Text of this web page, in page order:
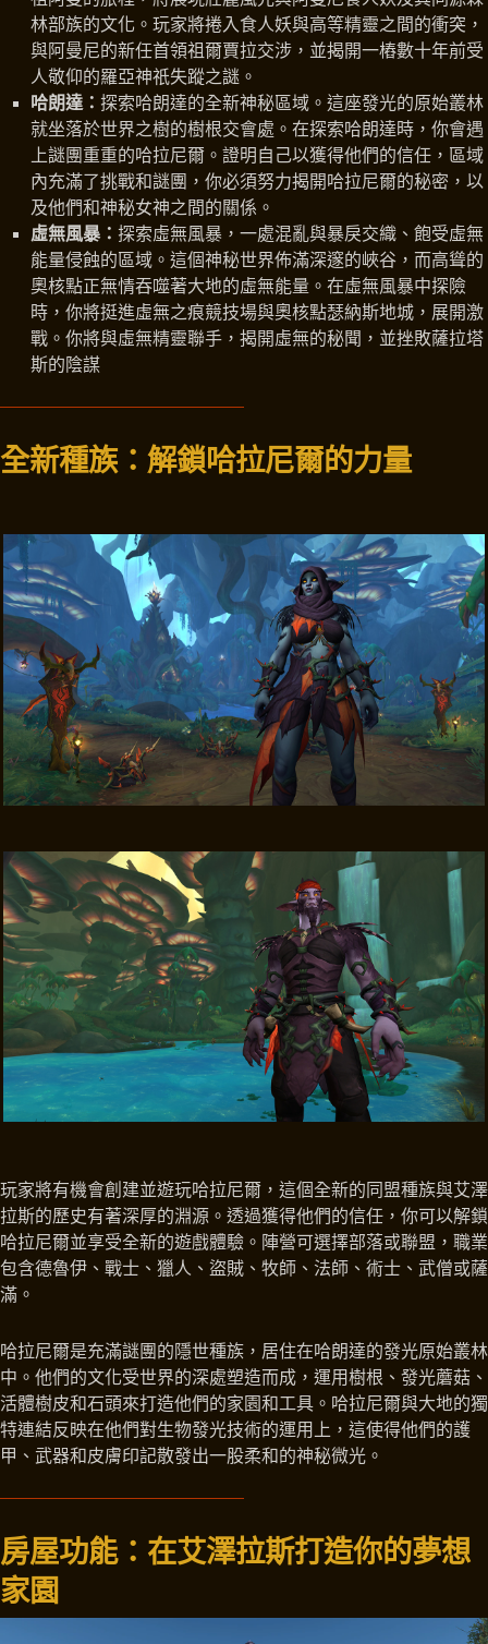
林部族的文化。玩家將捲入食人妖與高等精靈之間的衝突，
與阿曼尼的新任首領祖爾賈拉交涉，並揭開一樁數十年前受
人敬仰的羅亞神祇失蹤之謎。
哈朗達： 探索哈朗達的全新神秘區域。這座發光的原始叢林
就坐落於世界之樹的樹根交會處。在探索哈朗達時，你會遇
上謎團重重的哈拉尼爾。證明自己以獲得他們的信任，區域
內充滿了挑戰和謎團，你必須努力揭開哈拉尼爾的秘密，以
及他們和神秘女神之間的關係。
虛無風暴： 探索虛無風暴，一處混亂與暴戾交織、飽受虛無
能量侵蝕的區域。這個神秘世界佈滿深邃的峽谷，而高聳的
奧核點正無情吞噬著大地的虛無能量。在虛無風暴中探險
時，你將挺進虛無之痕競技場與奧核點瑟納斯地城，展開激
戰。你將與虛無精靈聯手，揭開虛無的秘聞，並挫敗薩拉塔
斯的陰謀
全新種族：解鎖哈拉尼爾的力量
玩家將有機會創建並遊玩哈拉尼爾，這個全新的同盟種族與艾澤
拉斯的歷史有著深厚的淵源。透過獲得他們的信任，你可以解鎖
哈拉尼爾並享受全新的遊戲體驗。陣營可選擇部落或聯盟，職業
包含德魯伊、戰士、獵人、盜賊、牧師、法師、術士、武僧或薩
滿。
哈拉尼爾是充滿謎團的隱世種族，居住在哈朗達的發光原始叢林
中。他們的文化受世界的深處塑造而成，運用樹根、發光蘑菇、
活體樹皮和石頭來打造他們的家園和工具。哈拉尼爾與大地的獨
特連結反映在他們對生物發光技術的運用上，這使得他們的護
甲、武器和皮膚印記散發出一股柔和的神秘微光。
房屋功能：在艾澤拉斯打造你的夢想
家園